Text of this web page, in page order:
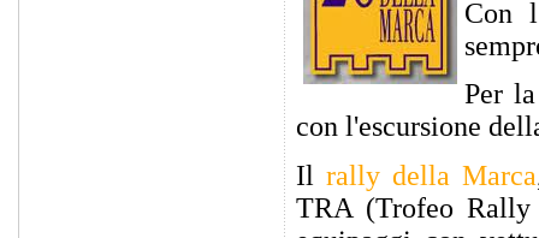
Con
Per
con l'escursione
Il rally della Marca
TRA (Trofeo Rally